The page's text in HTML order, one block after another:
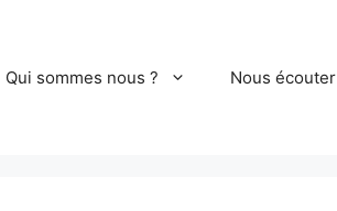
Qui sommes nous ? Nous écouter